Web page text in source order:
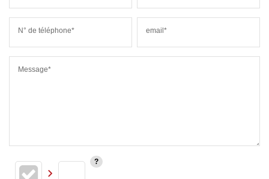
N° de téléphone* email*
Message*